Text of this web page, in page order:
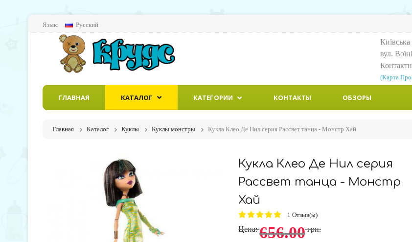
Язык: Русский
вул.
(Карта
ГЛАВНАЯ КАТАЛОГ КАТЕГОРИИ КОНТАКТЫ ОБЗОРЫ
Главная Каталог Куклы Куклы монстры Кукла Клео Де Нил серия Рассвет танца - Монстр Хай
Кукла Клео Де Нил серия
Рассвет танца - Монстр
Хай
1 Отзыв(ы)
Цена: 656.00 грн.